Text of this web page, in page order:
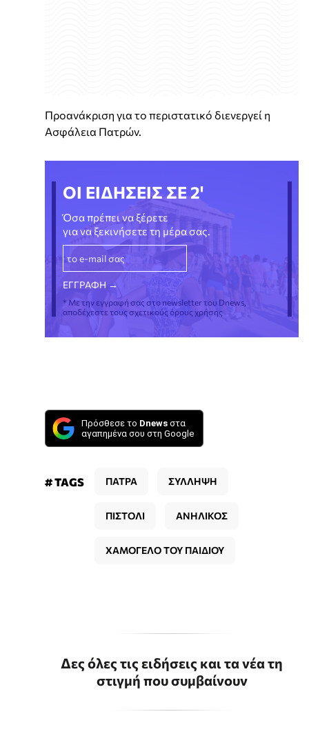
Προανάκριση για το περιστατικό διενεργεί η
Ασφάλεια Πατρών.
ΟΙ ΕΙΔΗΣΕΙΣ ΣΕ 2'
Όσα πρέπει να ξέρετε
για να ξεκινήσετε τη μέρα σας.
* Με την εγγραφή σας στο newsletter του Dnews,
αποδέχεστε τους σχετικούς όρους χρήσης
Πρόσθεσε το Dnews στα
αγαπημένα σου στη Google
# TAGS ΠΑΤΡΑ ΣΥΛΛΗΨΗ
ΠΙΣΤΟΛΙ ΑΝΗΛΙΚΟΣ
ΧΑΜΟΓΕΛΟ ΤΟΥ ΠΑΙΔΙΟΥ
Δες όλες τις ειδήσεις και τα νέα τη
στιγμή που συμβαίνουν